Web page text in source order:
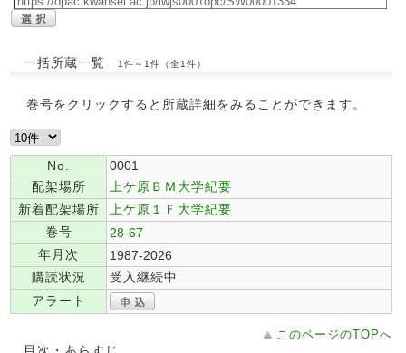
一括所蔵一覧 1件～1件（全1件）
巻号をクリックすると所蔵詳細をみることができます。
No.
0001
配架場所
上ケ原ＢＭ大学紀要
新着配架場所
上ケ原１Ｆ大学紀要
巻号
28-67
年月次
1987-2026
購読状況
受入継続中
アラート
このページのTOPへ